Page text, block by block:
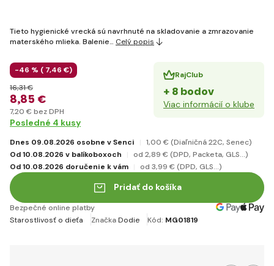
Tieto hygienické vrecká sú navrhnuté na skladovanie a zmrazovanie
materského mlieka. Balenie… Celý popis
-46 % ( 7,46 €)
8,85 €
16,31 €
7,20 € bez DPH
RajClub
+ 8 bodov
Viac informácií o klube
Posledné 4 kusy
Dnes 09.08.2026 osobne v Senci 1,00 € (Diaľničná 22C, Senec)
Od 10.08.2026 v balíkoboxoch
od 2,89 € (DPD, Packeta, GLS...)
Od 10.08.2026 doručenie k vám
od 3,99 € (DPD, GLS...)
Pridať do košíka
Bezpečné online platby
Starostlivosť o dieťa
ZnačkaDodie Kód: MG01819